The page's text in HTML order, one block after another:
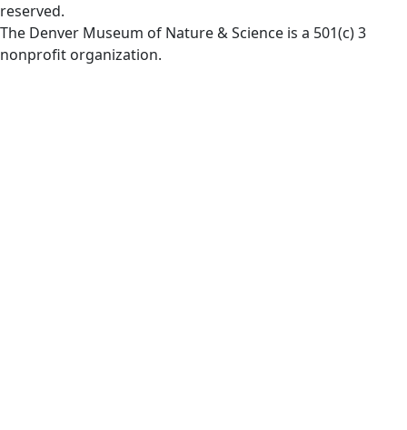
reserved.
The Denver Museum of Nature & Science is a 501(c) 3
nonprofit organization.